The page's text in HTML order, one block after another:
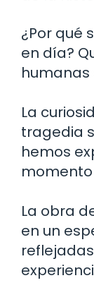
¿Por qué
en día?
La
tragedia
hemos
La obra
en un